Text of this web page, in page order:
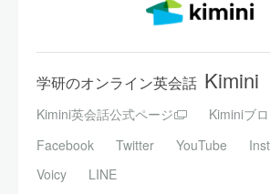
学研のオンライン英会話 Kimini
Kimini英会話公式ページ
Kiminiブ
Facebook
Twitter YouTube
Voicy
LINE